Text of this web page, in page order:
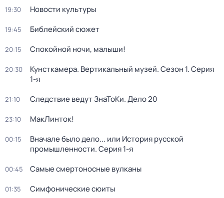
19:30 Новости культуры
19:45 Библейский сюжет
20:15 Спокойной ночи, малыши!
20:30 Кунсткамера. Вертикальный музей. Сезон 1. Серия
1-я
21:10 Следствие ведут ЗнаТоКи. Дело 20
23:10 МакЛинток!
00:15
Вначале было дело... или История русской
промышленности. Серия 1-я
00:45 Самые смертоносные вулканы
01:35 Симфонические сюиты